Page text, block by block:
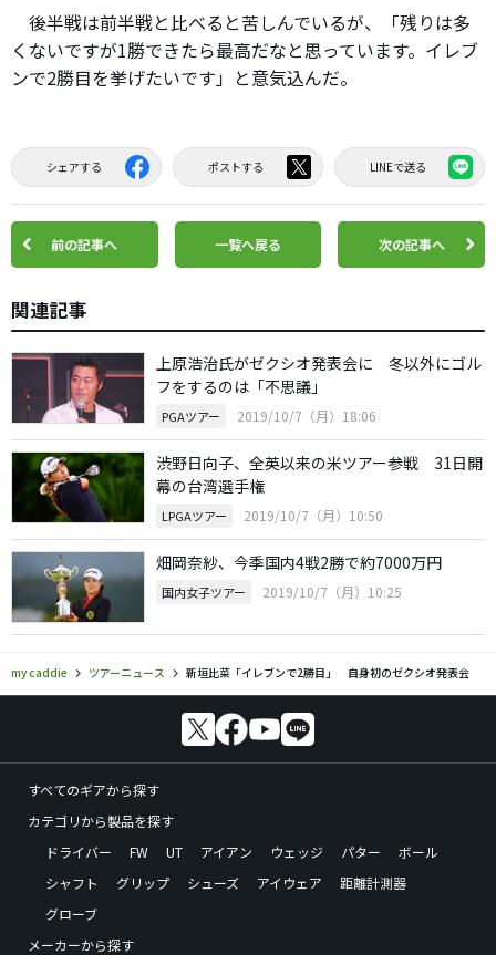
後半戦は前半戦と比べると苦しんでいるが、「残りは多
くないですが1勝できたら最高だなと思っています。イレブ
ンで2勝目を挙げたいです」と意気込んだ。
シェアする ポストする LINEで送る
前の記事へ 一覧へ戻る 次の記事へ
関連記事
上原浩治氏がゼクシオ発表会に 冬以外にゴル
フをするのは「不思議」
PGAツアー 2019/10/7（月）18:06
渋野日向子、全英以来の米ツアー参戦 31日開
幕の台湾選手権
LPGAツアー 2019/10/7（月）10:50
畑岡奈紗、今季国内4戦2勝で約7000万円
国内女子ツアー 2019/10/7（月）10:25
my caddie ツアーニュース 新垣比菜「イレブンで2勝目」 自身初のゼクシオ発表会
すべてのギアから探す
カテゴリから製品を探す
ドライバー
FW UT アイアン ウェッジ パター
ボール
シャフト
グリップ シューズ アイウェア
距離計測器
グローブ
メーカーから探す